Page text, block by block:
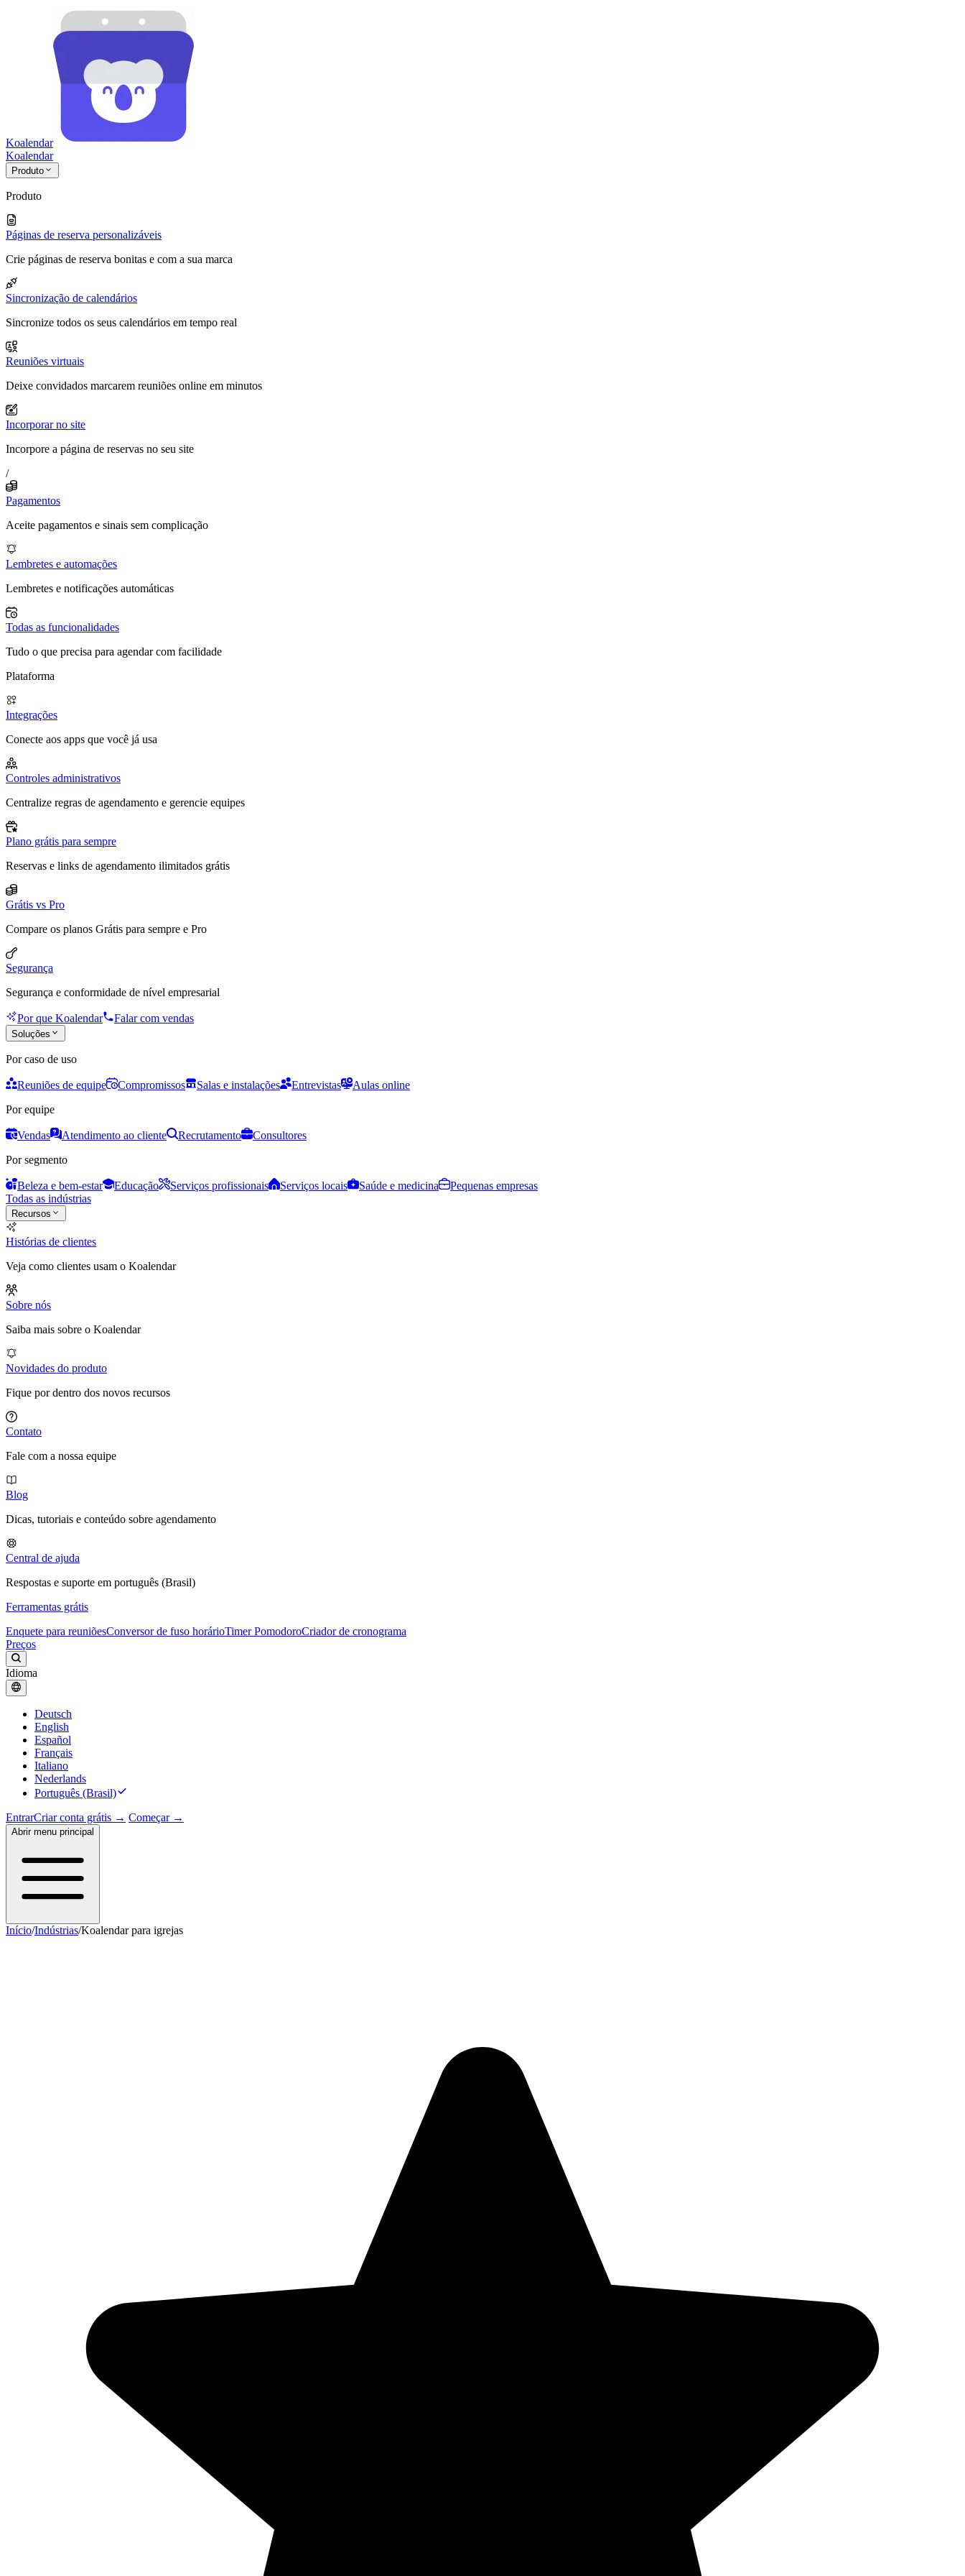
Koalendar
Koalendar
Produto
Produto
Páginas de reserva personalizáveis
Crie páginas de reserva bonitas e com a sua marca
Sincronização de calendários
Sincronize todos os seus calendários em tempo real
Reuniões virtuais
Deixe convidados marcarem reuniões online em minutos
Incorporar no site
Incorpore a página de reservas no seu site
/
Pagamentos
Aceite pagamentos e sinais sem complicação
Lembretes e automações
Lembretes e notificações automáticas
Todas as funcionalidades
Tudo o que precisa para agendar com facilidade
Plataforma
Integrações
Conecte aos apps que você já usa
Controles administrativos
Centralize regras de agendamento e gerencie equipes
Plano grátis para sempre
Reservas e links de agendamento ilimitados grátis
Grátis vs Pro
Compare os planos Grátis para sempre e Pro
Segurança
Segurança e conformidade de nível empresarial
Por que Koalendar Falar com vendas
Soluções
Por caso de uso
Reuniões de equipe Compromissos Salas e instalações Entrevistas
Aulas online
Por equipe
Vendas Atendimento ao cliente Recrutamento
Consultores
Por segmento
Beleza e bem-estar Educação Serviços profissionais Serviços locais Saúde e medicina
Pequenas empresas
Todas as indústrias
Recursos
Histórias de clientes
Veja como clientes usam o Koalendar
Sobre nós
Saiba mais sobre o Koalendar
Novidades do produto
Fique por dentro dos novos recursos
Contato
Fale com a nossa equipe
Blog
Dicas, tutoriais e conteúdo sobre agendamento
Central de ajuda
Respostas e suporte em português (Brasil)
Ferramentas grátis
Enquete para reuniõesConversor de fuso horárioTimer PomodoroCriador de cronograma
Preços
Idioma
Deutsch
English
Español
Français
Italiano
Nederlands
Português (Brasil)
EntrarCriar conta grátis → Começar →
Abrir menu principal
Início/Indústrias/Koalendar para igrejas